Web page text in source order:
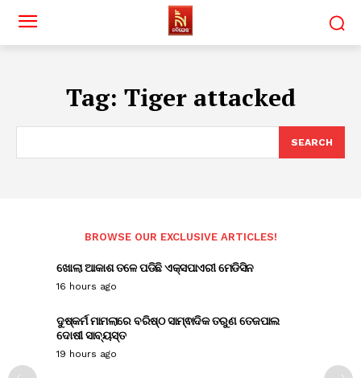
Tag: Tiger attacked
SEARCH
BROWSE OUR EXCLUSIVE ARTICLES!
ଖୋଲା ଆକାଶ ତଳେ ପଡିଛି ଏକ୍ସପାଏରୀ ମେଡିସିନ
16 hours ago
ଦୁଷ୍କର୍ମ ମାମଲାରେ ବରିଷ୍ଠ ସାମ୍ଵାଦିକ ତରୁଣ ତେଜପାଲ
ଦୋଷୀ ସାବ୍ୟସ୍ତ
19 hours ago